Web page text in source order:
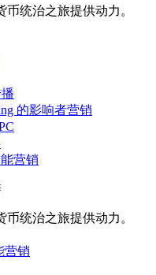
统治之旅提供动力。
的影响者营销
营销
统治之旅提供动力。
营销